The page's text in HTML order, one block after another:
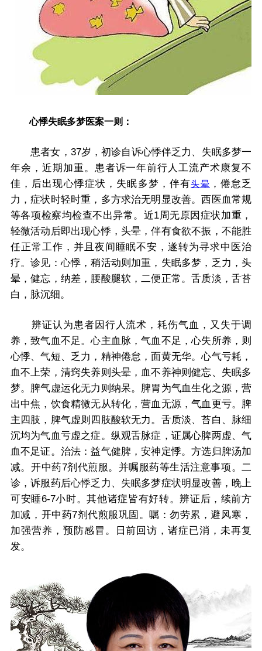
心悸失眠多梦医案一则：
患者女，37岁，初诊自诉心悸伴乏力、失眠多梦一
年余，近期加重。患者诉一年前行人工流产术康复不
佳，后出现心悸症状，失眠多梦，伴有头晕 ，倦怠乏
力，症状时轻时重，多方求治无明显改善。西医血常规
等各项检察均检查不出异常。近1周无原因症状加重，
轻微活动后即出现心悸，头晕，伴有食欲不振，不能胜
任正常工作，并且夜间睡眠不安，遂转为寻求中医治
疗。诊见：心悸，稍活动则加重，失眠多梦，乏力，头
晕，健忘，纳差，腰酸腿软，二便正常。舌质淡，舌苔
白，脉沉细。
辨证认为患者因行人流术，耗伤气血，又失于调
养，致气血不足。心主血脉，气血不足，心失所养，则
心悸、气短、乏力，精神倦怠，面黄无华。心气亏耗，
血不上荣，清窍失养则头晕，血不养神则健忘、失眠多
梦。脾气虚运化无力则纳呆。脾胃为气血生化之源，营
出中焦，饮食精微无从转化，营血无源，气血更亏。脾
主四肢，脾气虚则四肢酸软无力。舌质淡、苔白、脉细
沉均为气血亏虚之症。纵观舌脉症，证属心脾两虚、气
血不足证。治法：益气健脾，安神定悸。方选归脾汤加
减。开中药7剂代煎服。并嘱服药等生活注意事项。二
诊，诉服药后心悸乏力、失眠多梦症状明显改善，晚上
可安睡6-7小时。其他诸症皆有好转。辨证后，续前方
加减，开中药7剂代煎服巩固。嘱：勿劳累，避风寒，
加强营养，预防感冒。日前回访，诸症已消，未再复
发。